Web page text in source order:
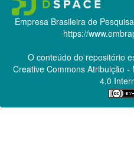
Empresa Brasileira de
https://
O conteúdo do repositório
Creative CommonsAtribuição -
4.0